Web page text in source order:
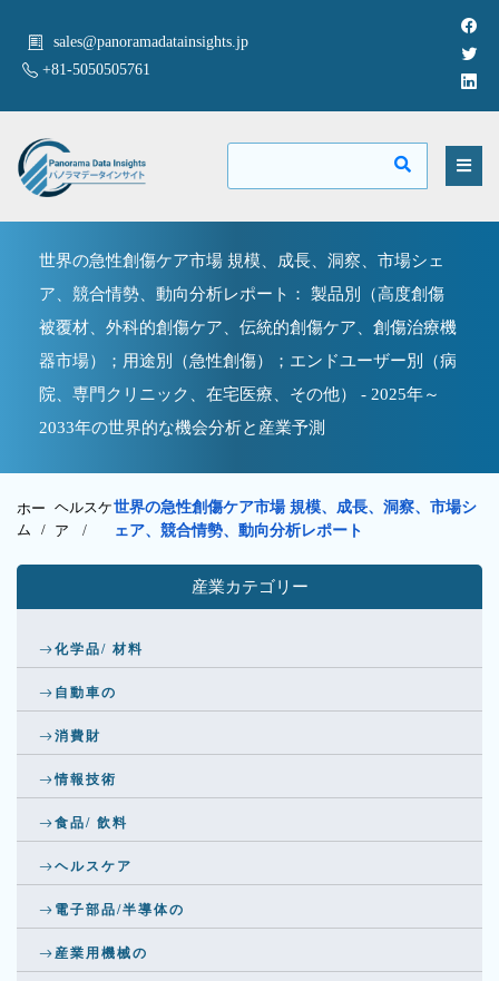
sales@panoramadatainsights.jp
+81-5050505761
世界の急性創傷ケア市場 規模、成長、洞察、市場シェ
ア、競合情勢、動向分析レポート： 製品別（高度創傷
被覆材、外科的創傷ケア、伝統的創傷ケア、創傷治療機
器市場）；用途別（急性創傷）；エンドユーザー別（病
院、専門クリニック、在宅医療、その他） - 2025年～
2033年の世界的な機会分析と産業予測
ホー
ム /
ヘルスケ
ア /
世界の急性創傷ケア市場 規模、成長、洞察、市場シ
ェア、競合情勢、動向分析レポート
産業カテゴリー
化学品/ 材料
自動車の
消費財
情報技術
食品/ 飲料
ヘルスケア
電子部品/半導体の
産業用機械の